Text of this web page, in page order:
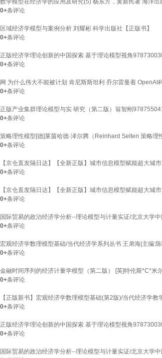
数学模型在经济学的应用及研究(5) 杨东方，黄新民著 海洋出
0+条评论
区域经济学模型与案例分析 刘耀彬 科学出版社【正版书】
0+条评论
正版经济学理论创新的中国探索 基于理论模型视角
0+条评论
网 为什么伟大不能被计划 肯尼斯斯坦利 乔尔雷曼着
0+条评论
正版产业集群理论模型与实 研究（第二版）翁智刚
0+条评论
策略理性模型[德]莱茵哈德·泽尔腾（Reinhard Selten 策略
0+条评论
【京仓直发隔日达】【全新正版】城市信息模型赋能超大城
0+条评论
【京仓直发隔日达】【全新正版】城市信息模型赋能超大城
0+条评论
国际贸易的政治经济学分析--理论模型与计量实证/北京大学
0+条评论
宏观经济学数理模型基础/当代经济学系列丛书 王弟海|主编:
0+条评论
金融时间序列的经济计量学模型（第二版） [英]特伦斯*C*米
0+条评论
【正版新书】宏观经济学数理模型基础(第2版)/当代经济学
0+条评论
正版经济学理论创新的中国探索 基于理论模型视角
0+条评论
国际贸易的政治经济学分析--理论模型与计量实证/北京大学